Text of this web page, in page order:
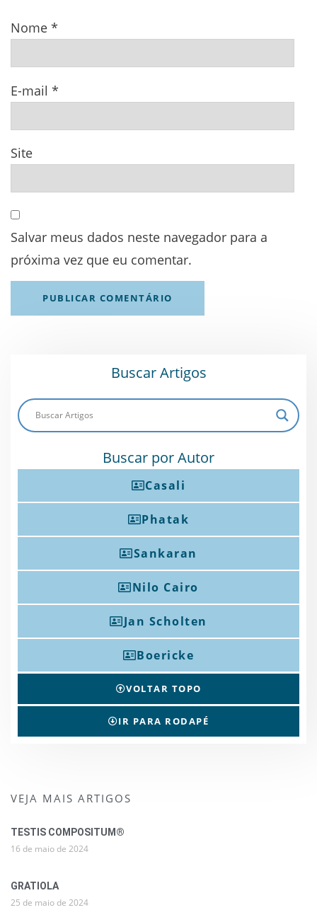
Nome *
E-mail *
Site
Salvar meus dados neste navegador para a
próxima vez que eu comentar.
Buscar Artigos
Buscar por Autor
Casali
Phatak
Sankaran
Nilo Cairo
Jan Scholten
Boericke
VOLTAR TOPO
IR PARA RODAPÉ
VEJA MAIS ARTIGOS
TESTIS COMPOSITUM®
16 de maio de 2024
GRATIOLA
25 de maio de 2024